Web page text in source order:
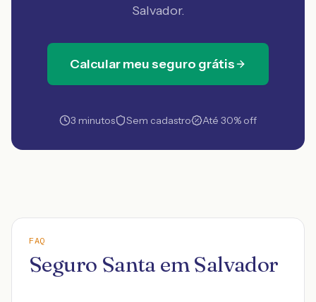
Salvador.
Calcular meu seguro grátis
3 minutos Sem cadastro Até 30% off
FAQ
Seguro Santa em Salvador